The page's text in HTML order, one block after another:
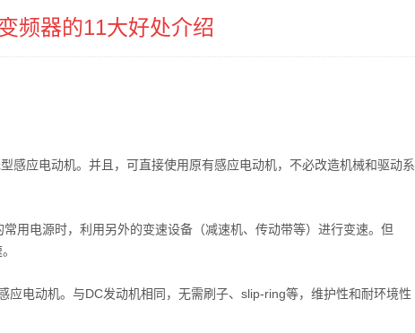
频器的11大好处介绍
应电动机。并且，可直接使用原有感应电动机，不必改造机械和驱动系
电源时，利用另外的变速设备（减速机、传动带等）进行变速。但
动机。与DC发动机相同，无需刷子、slip-ring等，维护性和耐环境性